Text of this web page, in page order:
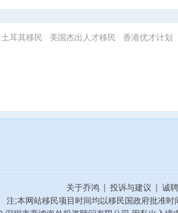
土耳其移民 美国杰出人才移民 香港优才计划
关于乔鸿 | 投诉与建议 | 诚
注;本网站移民项目时间均以移民国政府批准